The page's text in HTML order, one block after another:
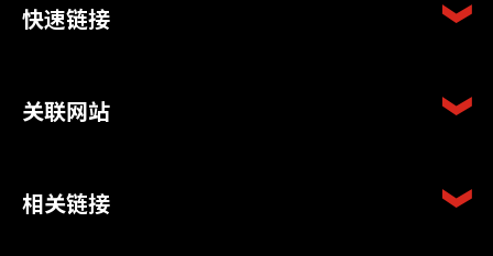
快速链接
关联网站
相关链接